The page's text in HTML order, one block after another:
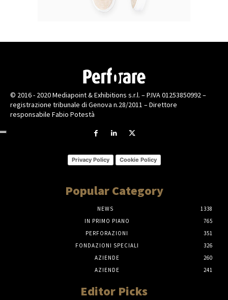
© 2016 - 2020 Mediapoint & Exhibitions s.r.l. – P.IVA 01253850992 –
registrazione tribunale di Genova n.28/2011 – Direttore
responsabile Fabio Potestà
Privacy Policy Cookie Policy
Popular Category
NEWS
1338
IN PRIMO PIANO
765
PERFORAZIONI
351
FONDAZIONI SPECIALI
326
AZIENDE
260
AZIENDE
241
Editor Picks